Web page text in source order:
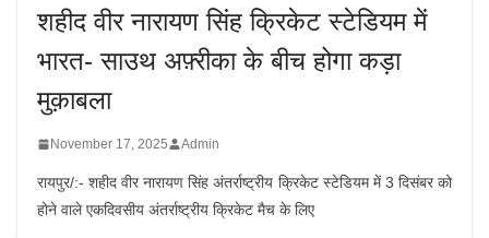
शहीद वीर नारायण सिंह क्रिकेट स्टेडियम में
भारत- साउथ अफ़्रीका के बीच होगा कड़ा
मुक़ाबला
November 17, 2025 Admin
रायपुर/:- शहीद वीर नारायण सिंह अंतर्राष्ट्रीय क्रिकेट स्टेडियम में 3 दिसंबर को
होने वाले एकदिवसीय अंतर्राष्ट्रीय क्रिकेट मैच के लिए